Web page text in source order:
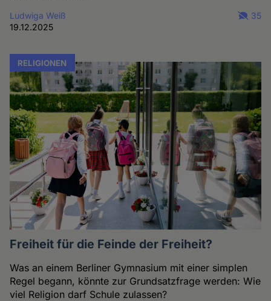
Ludwiga Weiß
19.12.2025
35
RELIGIONEN
Freiheit für die Feinde der Freiheit?
Was an einem Berliner Gymnasium mit einer simplen
Regel begann, könnte zur Grundsatzfrage werden: Wie
viel Religion darf Schule zulassen?